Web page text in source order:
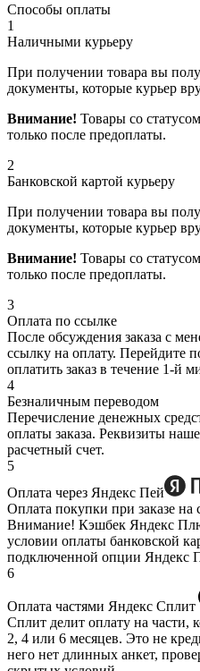
Способы оплаты
1
Наличными курьеру
При получении товара вы
документы, которые курьер
Внимание! Товары со
только после предоплаты.
2
Банковской картой курьеру
При получении товара вы
документы, которые курьер
Внимание! Товары со
только после предоплаты.
3
Оплата по ссылке
После обсуждения заказа с
ссылку на оплату. Перейдите
оплатить заказ в течение 1-й
4
Безналичным переводом
Перечисление денежных
оплаты заказа. Реквизиты
расчетный счет.
5
Оплата через Яндекс Пей
Оплата покупки при заказе
Внимание! Кэшбек Яндекс
условии оплаты банковской
подключенной опции Яндекс
6
Оплата частями Яндекс Сплит
Сплит делит оплату на части,
2, 4 или 6 месяцев. Это не
него нет длинных анкет,